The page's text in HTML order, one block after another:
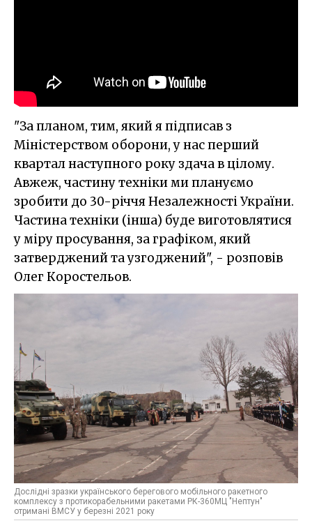
"За планом, тим, який я підписав з
Міністерством оборони, у нас перший
квартал наступного року здача в цілому.
Авжеж, частину техніки ми плануємо
зробити до 30-річчя Незалежності України.
Частина техніки (інша) буде виготовлятися
у міру просування, за графіком, який
затверджений та узгоджений", - розповів
Олег Коростельов.
Дослідні зразки українського берегового мобільного ракетного
комплексу з протикорабельними ракетами РК-360МЦ "Нептун"
отримані ВМСУ у березні 2021 року